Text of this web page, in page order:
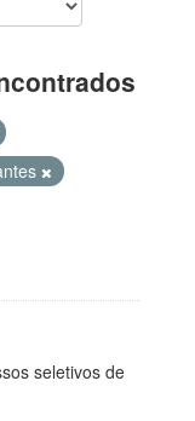
seletivos de